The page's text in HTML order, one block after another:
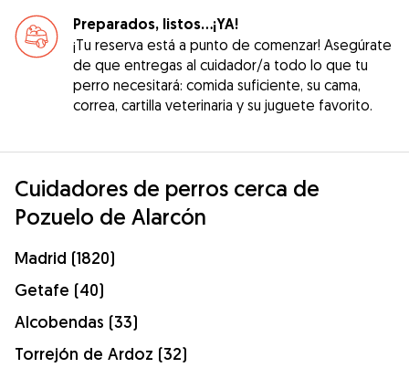
Preparados, listos...¡YA!
¡Tu reserva está a punto de comenzar! Asegúrate
de que entregas al cuidador/a todo lo que tu
perro necesitará: comida suficiente, su cama,
correa, cartilla veterinaria y su juguete favorito.
Cuidadores de perros cerca de
Pozuelo de Alarcón
Madrid (1820)
Getafe (40)
Alcobendas (33)
Torrejón de Ardoz (32)